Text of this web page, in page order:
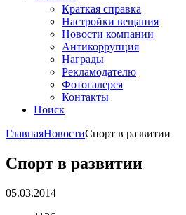
Краткая справка
Настройки вещания
Новости компании
Антикоррупция
Награды
Рекламодателю
Фотогалерея
Контакты
Поиск
ГлавнаяНовостиСпорт в развитии
Спорт в развитии
05.03.2014